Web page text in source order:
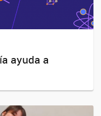
ayuda a